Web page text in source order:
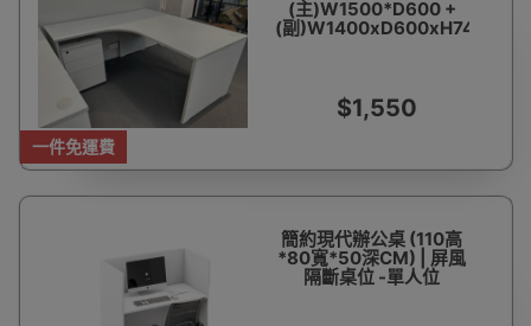
一件免運費
(主)W1500*D600 +
(副)W1400xD600xH745mm
$1,550
簡約現代辦公桌 (110高
*80寬*50深CM) | 屏風
隔斷桌位 -單人位